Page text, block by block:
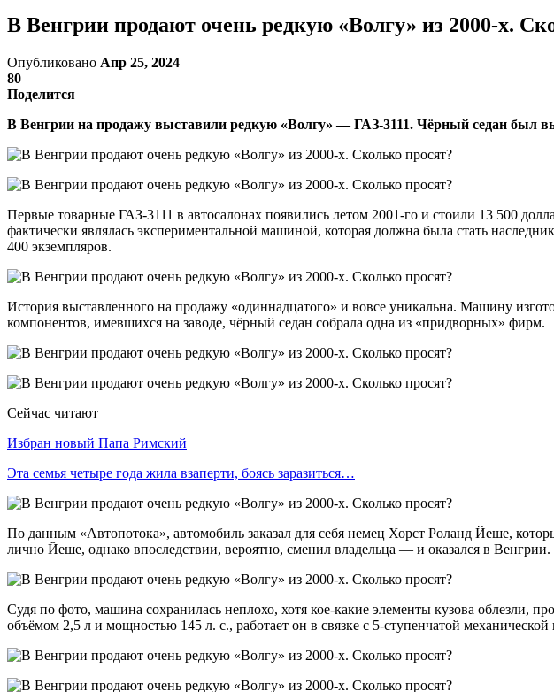
В Венгрии продают очень редкую «Волгу» из 2000-х.
Опубликовано Апр 25, 2024
80
Поделится
В Венгрии на продажу выставили редкую «Волгу» — ГАЗ-3111. Чёрный седан был
Первые товарные ГАЗ-3111 в автосалонах появились летом 2001-го и стоили 13 500
фактически являлась экспериментальной машиной, которая должна была стать
400 экземпляров.
История выставленного на продажу «одиннадцатого» и вовсе уникальна. Машину
компонентов, имевшихся на заводе, чёрный седан собрала одна из «придворных» фирм.
Сейчас читают
Избран новый Папа Римский
Эта семья четыре года жила взаперти, боясь заразиться…
По данным «Автопотока», автомобиль заказал для себя немец Хорст Роланд Йеше,
лично Йеше, однако впоследствии, вероятно, сменил владельца — и оказался в Венгрии.
Судя по фото, машина сохранилась неплохо, хотя кое-какие элементы кузова облезли,
объёмом 2,5 л и мощностью 145 л. с., работает он в связке с 5-ступенчатой механической